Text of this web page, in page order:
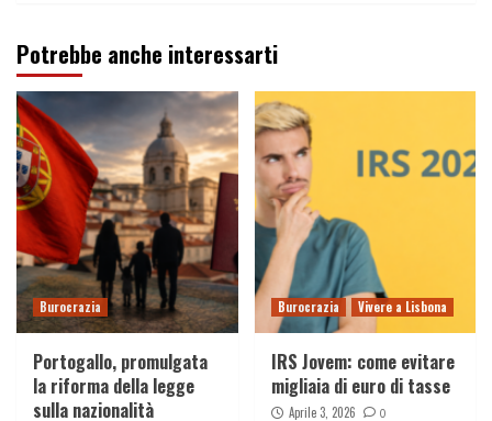
Potrebbe anche interessarti
Burocrazia
Portogallo, promulgata
la riforma della legge
sulla nazionalità
Burocrazia Vivere a Lisbona
IRS Jovem: come evitare
migliaia di euro di tasse
Aprile 3, 2026 0